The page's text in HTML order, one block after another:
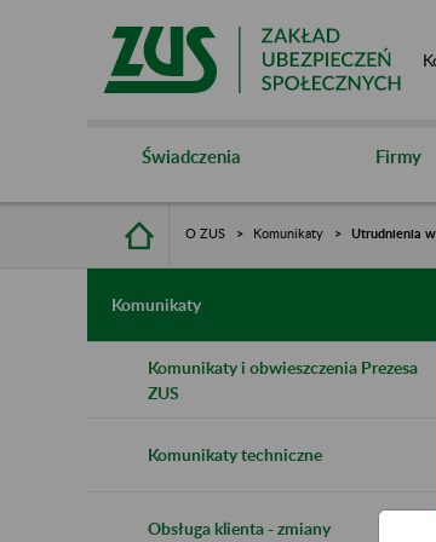
Świadczenia Firmy
O ZUS Komunikaty Utrudnienia
Komunikaty
Komunikaty i obwieszczenia Prezesa
ZUS
Komunikaty techniczne
Obsługa klienta - zmiany